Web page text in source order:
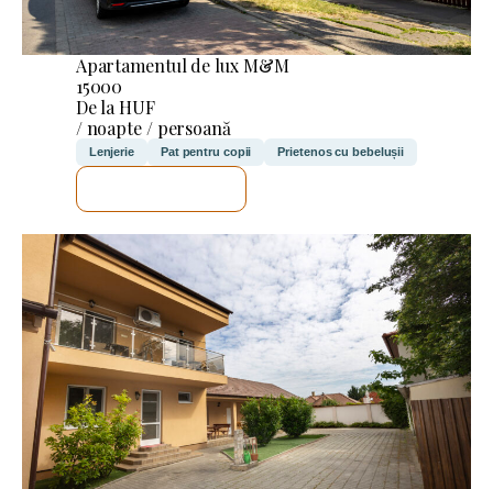
Apartamentul de lux M&M
15000
De la HUF
/ noapte / persoană
Lenjerie Pat pentru copii Prietenos cu bebelușii